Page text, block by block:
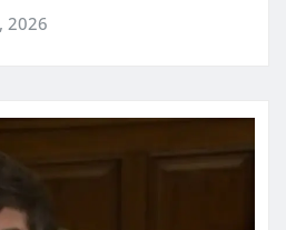
2026